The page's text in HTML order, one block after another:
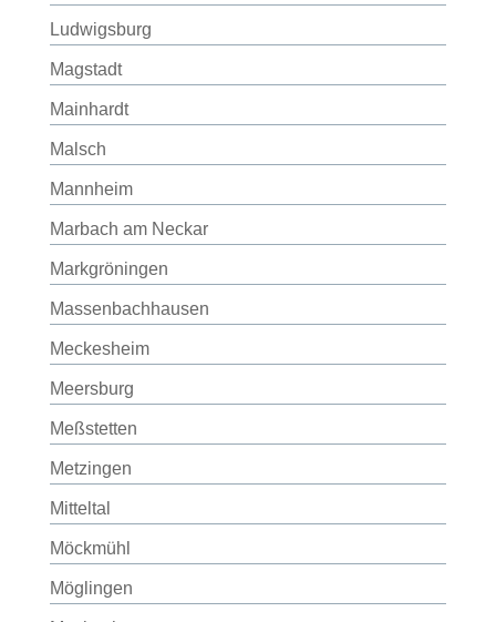
Ludwigsburg
Magstadt
Mainhardt
Malsch
Mannheim
Marbach am Neckar
Markgröningen
Massenbachhausen
Meckesheim
Meersburg
Meßstetten
Metzingen
Mitteltal
Möckmühl
Möglingen